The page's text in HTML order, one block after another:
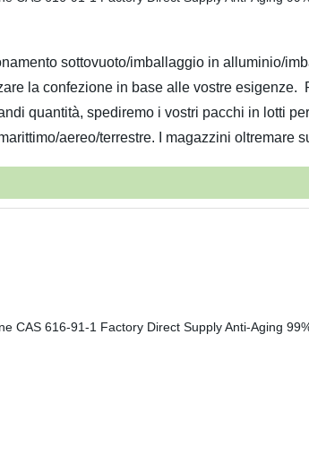
sottovuoto/imballaggio in alluminio/
la confezione in base alle vostre
quantità, spediremo i vostri pacchi in lotti
aereo/terrestre. I magazzini